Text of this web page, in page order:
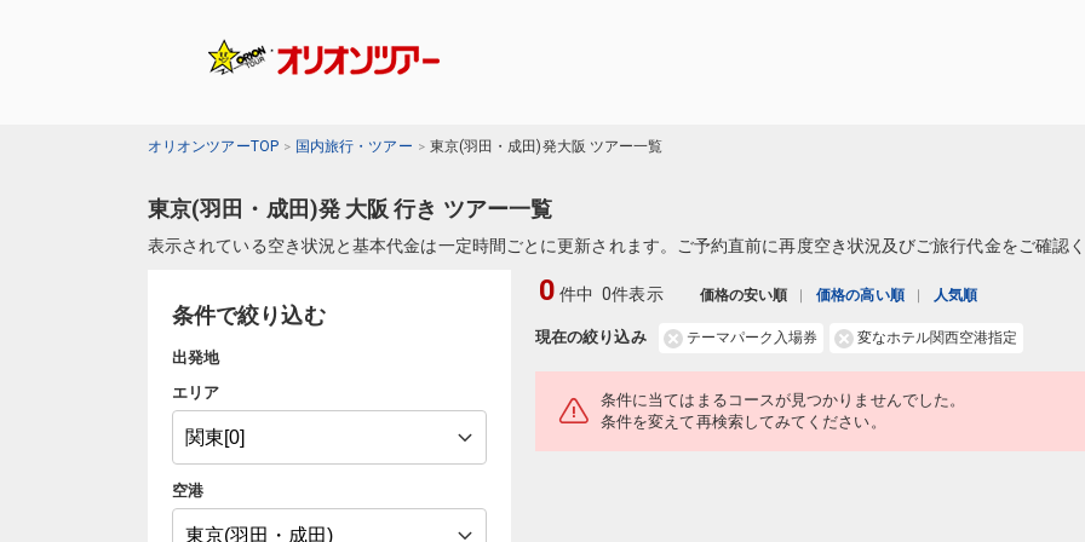
オリオンツアーTOP 国内旅行・ツアー 東京(羽田・成田)発大阪 ツアー一覧
東京(羽田・成田)発 大阪 行き ツアー一覧
表示されている空き状況と基本代金は一定時間ごとに更新されます。ご予約直前に再度空き状況及びご旅行代金をご確認く
条件で絞り込む
出発地
エリア
空港
現在の絞り込み テーマパーク入場券 変なホテル関西空港指定
0 件中 0件表示 価格の安い順 価格の高い順 人気順
条件に当てはまるコースが見つかりませんでした。
条件を変えて再検索してみてください。